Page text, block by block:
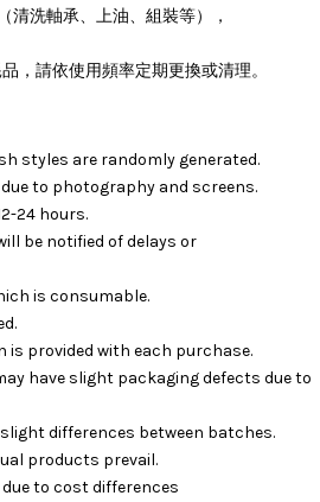
洗軸承、上油、組裝等），
，請依使用頻率定期更換或清理。
styles are randomly generated.
to photography and screens.
24 hours.
be notified of delays or
is consumable.
provided with each purchase.
have slight packaging defects due to
differences between batches.
products prevail.
to cost differences